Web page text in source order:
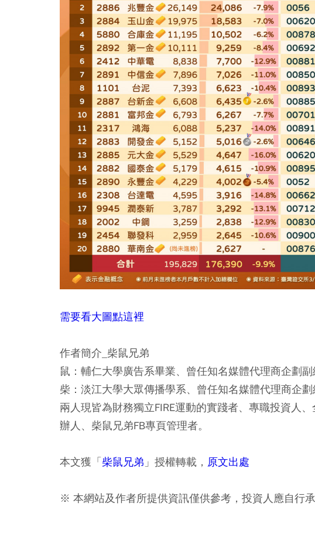
需要看大圖點這裡
作者簡介_柴鼠兄弟
鼠：輔仁大學廣告系畢業、曾任知名媒體代理商企劃副
柴：淡江大學大眾傳播學系、曾任知名媒體代理商企劃
兩人現皆為財務獨立FIRE運動的實踐者、專職投資人
辦人、柴鼠兄弟FB專頁管理者。
本文獲「柴鼠兄弟 」授權轉載， 原文出處
※ 本網站及作者所提供資訊僅供參考，投資人應自行承